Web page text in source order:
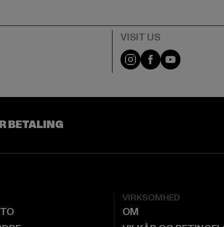
Visit our Instagram
Visit ourVisit our
BETALING
VIRKSOMHED
OM